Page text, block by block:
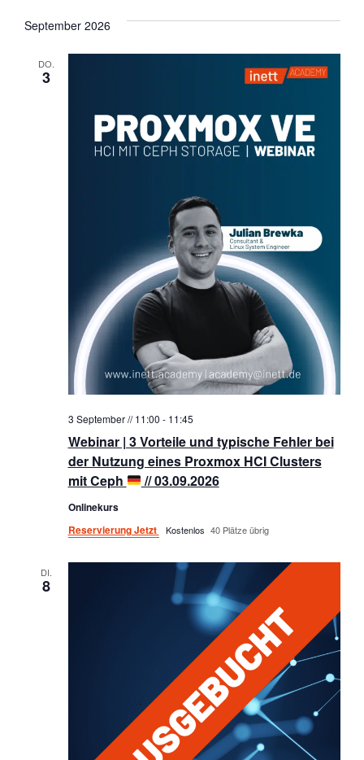
September 2026
DO.
3
Webinar | 3 Vorteile und typische Fehler bei
der Nutzung eines Proxmox HCI Clusters
mit Ceph
// 03.09.2026
3 September // 11:00 - 11:45
Onlinekurs
Reservierung Jetzt
Kostenlos 40 Plätze übrig
DI.
8